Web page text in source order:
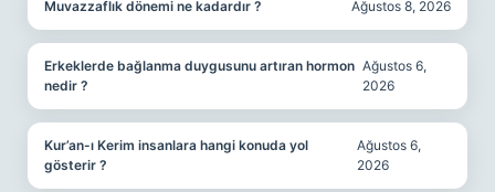
Muvazzaflık dönemi ne kadardır ? Ağustos 8, 2026
Erkeklerde bağlanma duygusunu artıran hormon
nedir ?
Ağustos 6,
2026
Kur’an-ı Kerim insanlara hangi konuda yol
gösterir ?
Ağustos 6,
2026